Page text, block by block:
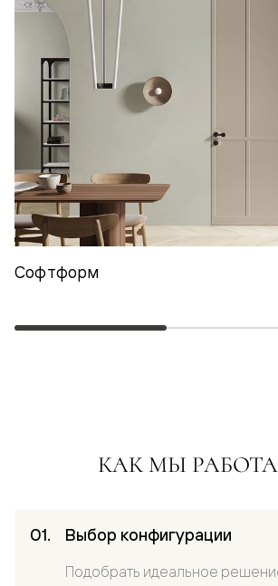
Софтформ
КАК МЫ
Выбор конфигурации
Подобрать идеальное